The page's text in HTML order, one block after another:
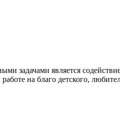
задачами является
на благо детского,